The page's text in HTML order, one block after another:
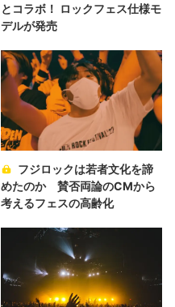
とコラボ！ ロックフェス仕様モ
デルが発売
フジロックは若者文化を諦
めたのか 賛否両論のCMから
考えるフェスの高齢化